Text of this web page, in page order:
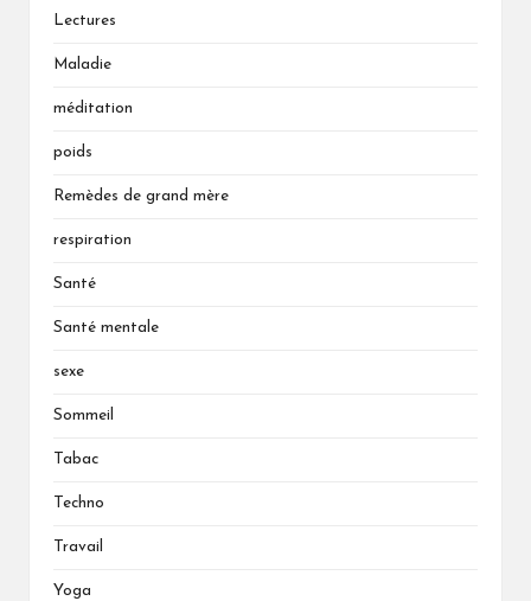
Lectures
Maladie
méditation
poids
Remèdes de grand mère
respiration
Santé
Santé mentale
sexe
Sommeil
Tabac
Techno
Travail
Yoga